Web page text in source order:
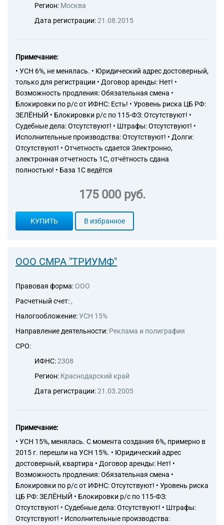
Регион: Москва
Дата регистрации:21.08.2015
Примечание:
• УСН 6%, не менялась. • Юридический адрес достоверный,
только для регистрации • Договор аренды: Нет! •
Возможность продления: Обязательная смена •
Блокировки по р/с от ИФНС: Есть! • Уровень риска ЦБ РФ:
ЗЕЛЁНЫЙ • Блокировки р/с по 115-ФЗ: Отсутствуют! •
Судебные дела: Отсутствуют! • Штрафы: Отсутствуют! •
Исполнительные производства: Отсутствуют! • Долги:
Отсутствуют! • Отчетность сдается Электронно,
электронная отчетность 1С, отчётность сдана
полностью! • База 1С ведётся
175 000 руб.
КУПИТЬ В избранное
ООО СМРА "ТРИУМФ"
Правовая форма: ООО
Расчетный счет: ,
Налогообложение:УСН 15%
Направление деятельности: Реклама и полиграфия
СРО:
ИФНС:2308
Регион: Краснодарский край
Дата регистрации:21.03.2005
Примечание:
• УСН 15%, менялась. С момента создания 6%, примерно в
2015 г. перешли на УСН 15%. • Юридический адрес
достоверный, квартира • Договор аренды: Нет! •
Возможность продления: Обязательная смена •
Блокировки по р/с от ИФНС: Отсутствуют! • Уровень риска
ЦБ РФ: ЗЕЛЁНЫЙ • Блокировки р/с по 115-ФЗ:
Отсутствуют! • Судебные дела: Отсутствуют! • Штрафы:
Отсутствуют! • Исполнительные производства: